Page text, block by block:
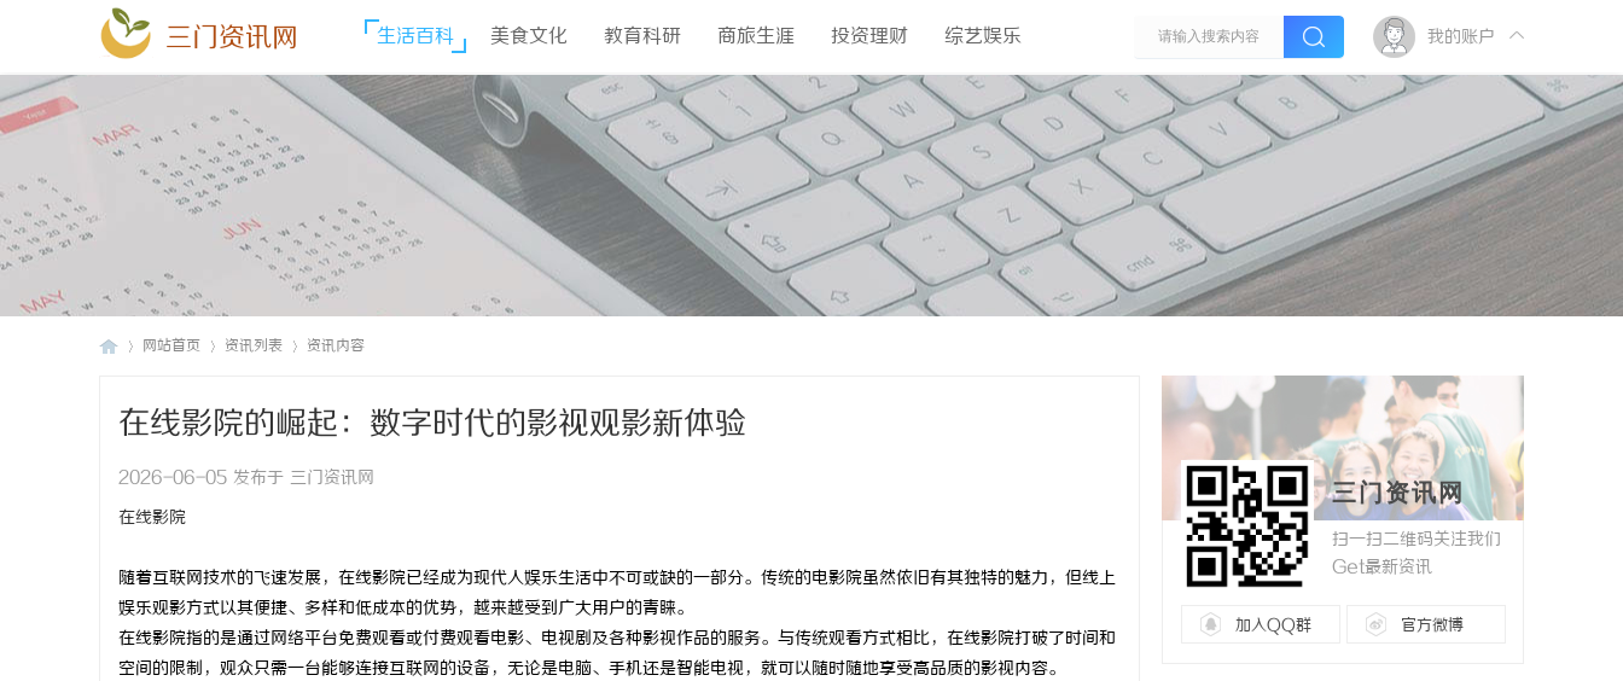
三门资讯网 生活百科 美食文化 教育科研 商旅生涯 投资理财 综艺娱乐 我的账户
网站首页 资讯列表 资讯内容
在线影院的崛起：数字时代的影视观影新体验
2026-06-05 发布于 三门资讯网
在线影院
随着互联网技术的飞速发展，在线影院已经成为现代人娱乐生活中不可或缺的一部分。传统的电影院虽然依旧有其独特的魅力，但线上
娱乐观影方式以其便捷、多样和低成本的优势，越来越受到广大用户的青睐。
在线影院指的是通过网络平台免费观看或付费观看电影、电视剧及各种影视作品的服务。与传统观看方式相比，在线影院打破了时间和
空间的限制，观众只需一台能够连接互联网的设备，无论是电脑、手机还是智能电视，就可以随时随地享受高品质的影视内容。
三门资讯网
扫一扫二维码关注我们
Get最新资讯
加入QQ群 官方微博